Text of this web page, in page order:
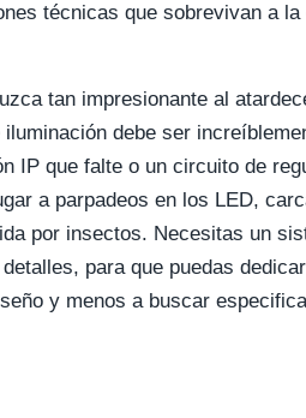
técnicas que sobrevivan a la
tan impresionante al
debe ser
IP que falte o un circuito de
a parpadeos en los LED,
por insectos. Necesitas un
para que puedas
y menos a buscar